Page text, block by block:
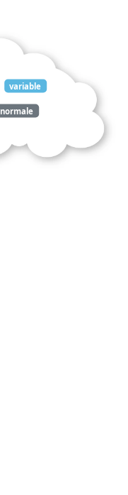
variable
normale